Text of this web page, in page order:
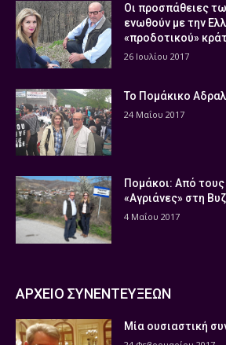
Οι προσπάθειες
ενωθούν με την
«προδοτικού»
26 Ιουλίου 2017
Το Πομάκικο
24 Μαΐου 2017
Πομάκοι: Από
«Αγριάνες» στη
4 Μαΐου 2017
ΑΡΧΕΙΟ ΣΥΝΕΝΤΕΥΞΕΩΝ
Μία ουσιαστική